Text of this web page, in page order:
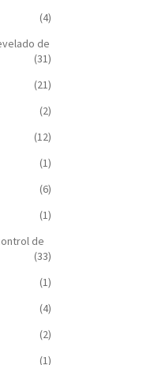
(4)
de
(31)
(21)
(2)
(12)
(1)
(6)
(1)
de
(33)
(1)
(4)
(2)
(1)